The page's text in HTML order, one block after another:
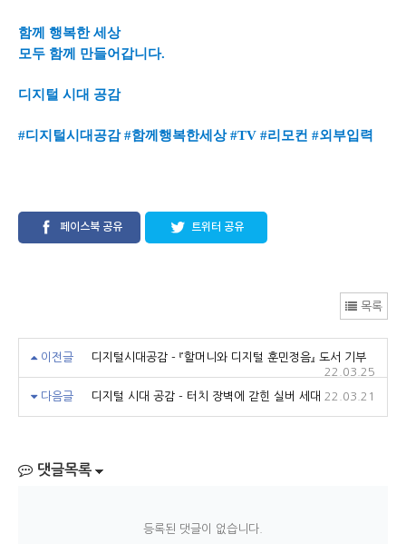
함께 행복한 세상
모두 함께 만들어갑니다.
디지털 시대 공감
#디지털시대공감 #함께행복한세상 #TV #리모컨 #외부입력
페이스북 공유 트위터 공유
목록
이전글
디지털시대공감 - 『할머니와 디지털 훈민정음』 도서 기부
22.03.25
다음글 디지털 시대 공감 - 터치 장벽에 갇힌 실버 세대 22.03.21
댓글목록
등록된 댓글이 없습니다.